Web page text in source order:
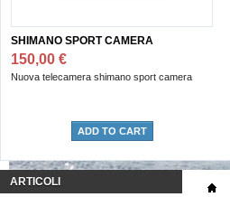
SHIMANO SPORT CAMERA
150,00 €
Nuova telecamera shimano sport camera
ADD TO CART
ARTICOLI